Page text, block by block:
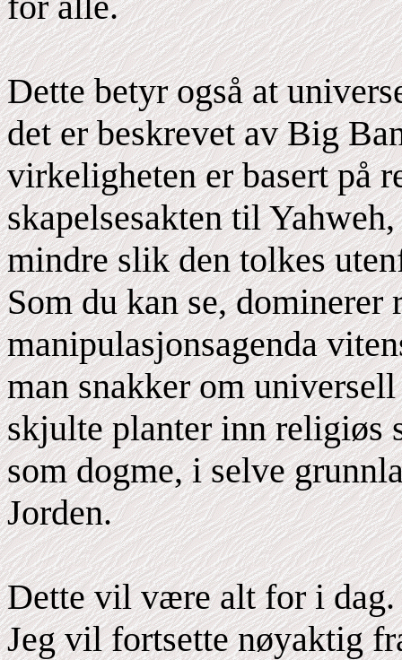
Dette betyr også at
det er beskrevet av Big
virkeligheten er basert på
skapelsesakten til
mindre slik den tolkes
Som du kan se, dominerer
manipulasjonsagenda
man snakker om
skjulte planter inn religiøs
som dogme, i selve
Jorden.
Dette vil være alt for i dag.
Jeg vil fortsette nøyaktig